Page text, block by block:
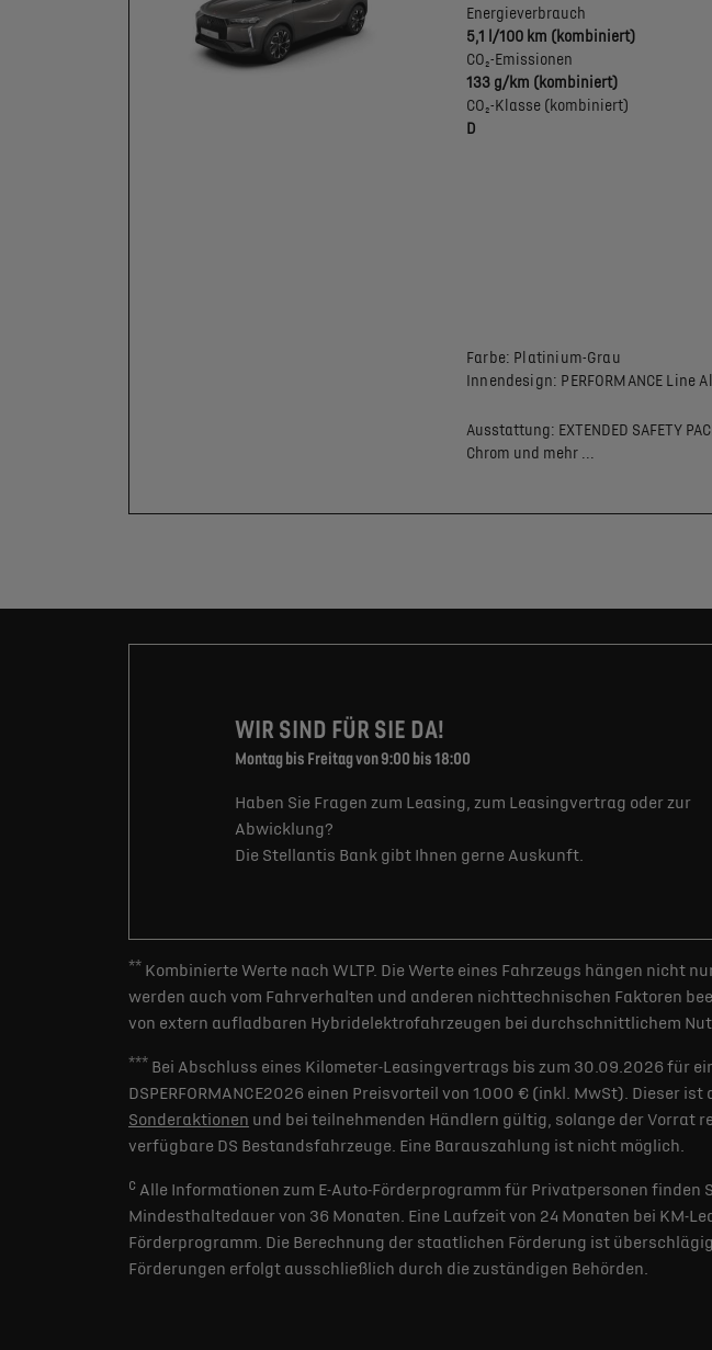
Energieverbrauch
5,1 l/100 km (kombiniert)
CO₂-Emissionen
133 g/km (kombiniert)
CO₂-Klasse (kombiniert)
D
Farbe: Platinium-Grau
Innendesign: PERFORMANCE Line
Ausstattung: EXTENDED SAFETY
Chrom und mehr ...
WIR SIND FÜR SIE DA!
Montag bis Freitag von 9:00 bis 18:00
Haben Sie Fragen zum Leasing, zum Leasingvertrag oder zur
Abwicklung?
Die Stellantis Bank gibt Ihnen gerne Auskunft.
** Kombinierte Werte nach WLTP. Die Werte eines Fahrzeugs hängen
werden auch vom Fahrverhalten und anderen nichttechnischen Faktoren
von extern aufladbaren Hybridelektrofahrzeugen bei durchschnittlichem
*** Bei Abschluss eines Kilometer-Leasingvertrags bis zum 30.09.2026 für
DSPERFORMANCE2026 einen Preisvorteil von 1.000 € (inkl. MwSt). Dieser
Sonderaktionen und bei teilnehmenden Händlern gültig, solange der Vorrat
verfügbare DS Bestandsfahrzeuge. Eine Barauszahlung ist nicht möglich.
c Alle Informationen zum E-Auto-Förderprogramm für Privatpersonen finden
Mindesthaltedauer von 36 Monaten. Eine Laufzeit von 24 Monaten bei KM-
Förderprogramm. Die Berechnung der staatlichen Förderung ist
Förderungen erfolgt ausschließlich durch die zuständigen Behörden.